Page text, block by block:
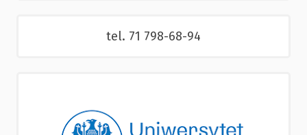
tel. 71 798-68-94